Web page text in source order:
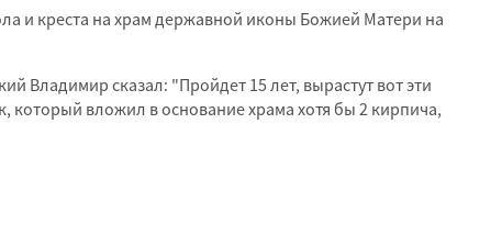
и креста на храм державной иконы Божией Матери на
Владимир сказал: "Пройдет 15 лет, вырастут вот эти
который вложил в основание храма хотя бы 2 кирпича,